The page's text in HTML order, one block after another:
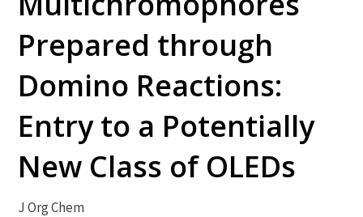
Prepared through
Domino Reactions:
Entry to a Potentially
New Class of OLEDs
J Org Chem